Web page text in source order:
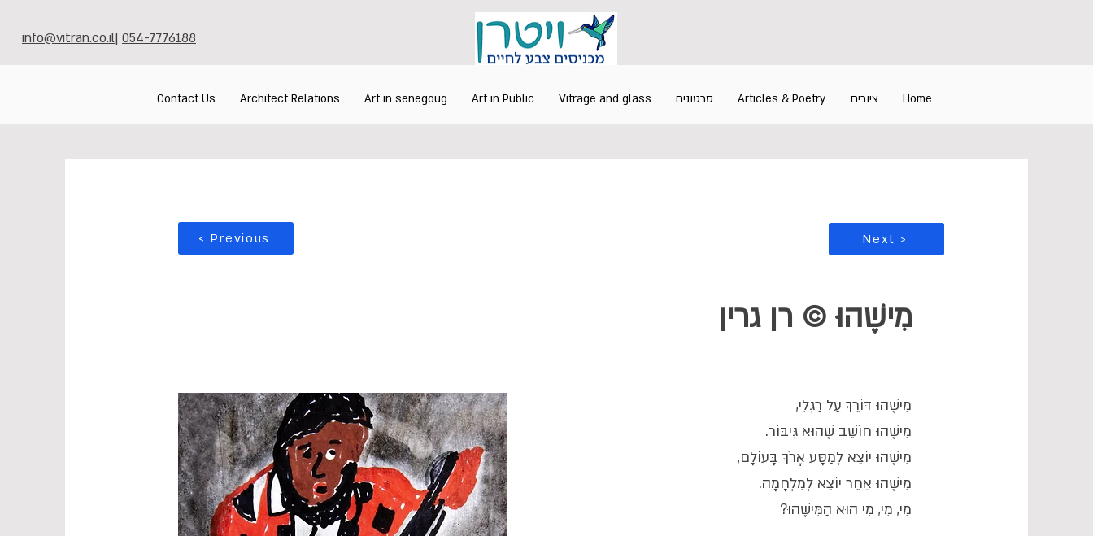
info@vitran.co.il| 054-7776188
Home ציורים Articles & Poetry סרטונים Vitrage and glass
Art in Public
Art in senegoug
Architect Relations
Contact Us
< Previous Next >
מִישֶׁהוּ © רן גרין
מִישֶׁהוּ דּוֹרֵךְ עַל רַגְלִי,
מִישֶׁהוּ חוֹשֵׁב שֶׁהוּא גִּיבּוֹר.
מִישֶׁהוּ יוֹצֵא לְמַסָּע אָרֹךְ בָּעוֹלָם,
מִישֶׁהוּ אַחֵר יוֹצֵא לְמִלְחָמָה.
מִי, מִי, מִי הוּא הַמִּישֶׁהוּ?